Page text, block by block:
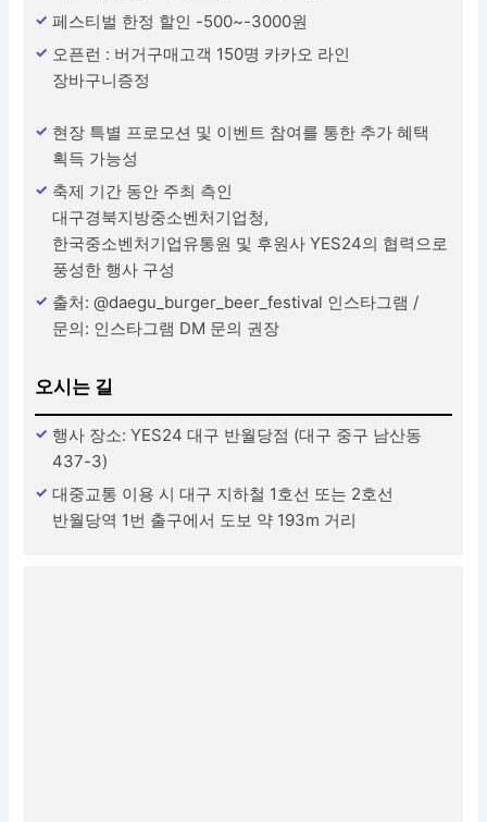
페스티벌 한정 할인 -500~-3000원
오픈런 : 버거구매고객 150명 카카오 라인
장바구니증정
현장 특별 프로모션 및 이벤트 참여를 통한 추가 혜택
획득 가능성
축제 기간 동안 주최 측인
대구경북지방중소벤처기업청,
한국중소벤처기업유통원 및 후원사 YES24의 협력으로
풍성한 행사 구성
출처: @daegu_burger_beer_festival 인스타그램 /
문의: 인스타그램 DM 문의 권장
오시는 길
행사 장소: YES24 대구 반월당점 (대구 중구 남산동
437-3)
대중교통 이용 시 대구 지하철 1호선 또는 2호선
반월당역 1번 출구에서 도보 약 193m 거리